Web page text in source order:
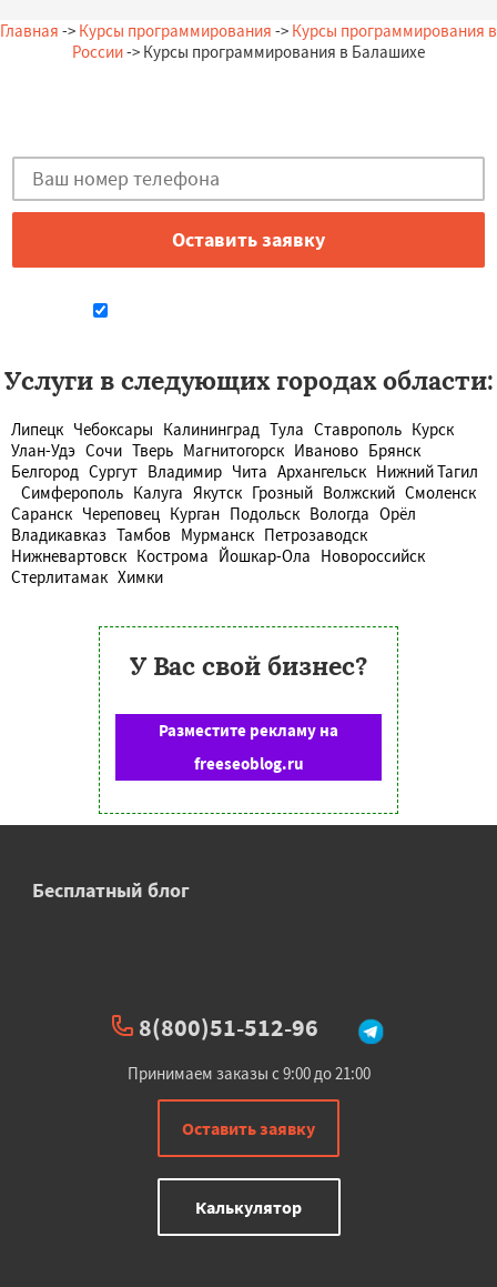
Главная -> Курсы программирования -> Курсы программирования в
России-> Курсы программирования в Балашихе
Услуги в следующих городах области:
Липецк Чебоксары Калининград Тула Ставрополь Курск
Улан-Удэ Сочи Тверь Магнитогорск Иваново Брянск
Белгород Сургут Владимир Чита Архангельск Нижний Тагил
Симферополь Калуга Якутск Грозный Волжский Смоленск
Саранск Череповец Курган Подольск Вологда Орёл
Владикавказ Тамбов Мурманск Петрозаводск
Нижневартовск Кострома Йошкар-Ола Новороссийск
Стерлитамак Химки
У Вас свой бизнес?
Разместите рекламу на
freeseoblog.ru
Бесплатный блог
8(800)51-512-96
Принимаем заказы с 9:00 до 21:00
Оставить заявку
Калькулятор